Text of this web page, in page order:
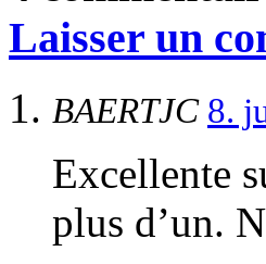
Laisser un
BAERTJC 8.
Excellente
plus d’un.